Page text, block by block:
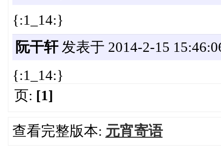
{:1_14:}
阮干轩发表于 2014-2-15
{:1_14:}
页: [1]
查看完整版本: 元宵寄语